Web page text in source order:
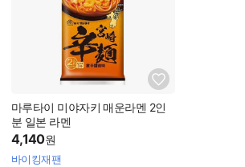
마루타이 미야자키 매운라멘 2인
분 일본 라멘
4,140원
바이킹재팬